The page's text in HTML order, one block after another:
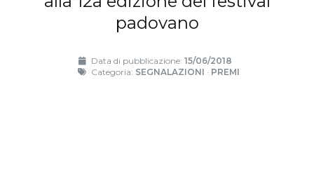
padovano
Data di pubblicazione:15/06/2018
Categoria: SEGNALAZIONI · PREMI